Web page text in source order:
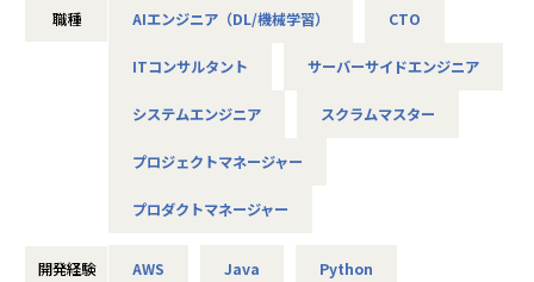
・成果主義に基づいた評価制度が整っており、年功序列では
・コアタイムなしのフルフレックス制度とリモートワークを
フバランスを重視した柔軟な働き方が実現できます。
【業務の変更の範囲】
建設・不動産領域では、紙・FAX・属人的ノウハウによる非
的イノベーションを起こします。あなたの事業開発や推進経
規事業創出は進みません。THIRDの事業拡大・新事業立ち上
専門性を歓迎します。
ます
職種 AIエンジニア（DL/機械学習） CTO
ITコンサルタント サーバーサイドエンジニア
システムエンジニア スクラムマスター
プロジェクトマネージャー
プロダクトマネージャー
開発経験 AWS Java Python